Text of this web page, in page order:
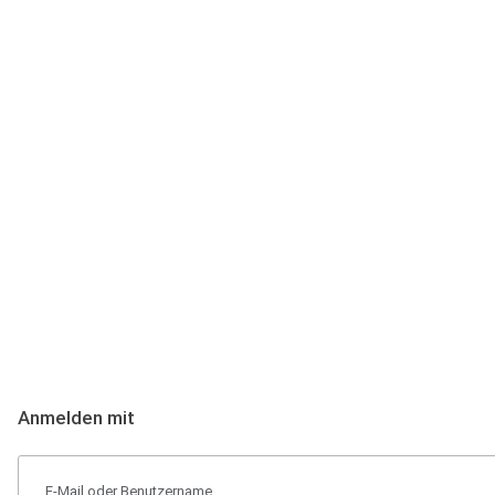
Anmelden mit